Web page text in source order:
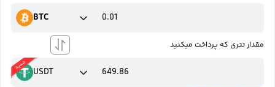
BTC
مقدار تتری که پرداخت میکنید
USDT